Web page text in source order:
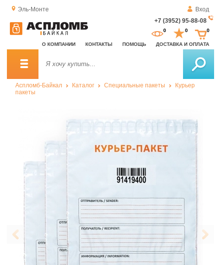
Эль-Монте
Вход
+7 (3952) 95-88-08
О КОМПАНИИ КОНТАКТЫ ПОМОЩЬ ДОСТАВКА И ОПЛАТА
0 0 0
Аспломб-Байкал Каталог Специальные пакеты
Курьер
пакеты